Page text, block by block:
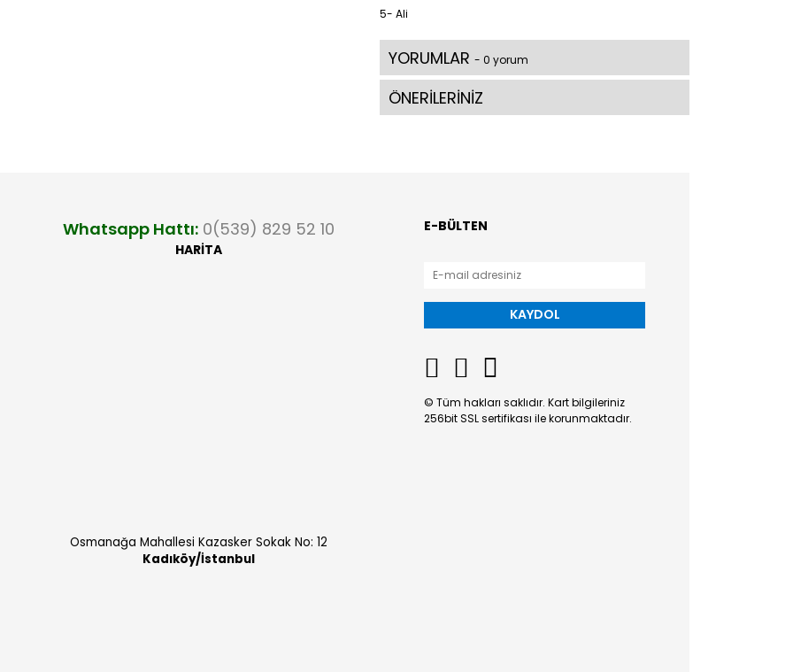
5- Ali
YORUMLAR - 0 yorum
ÖNERİLERİNİZ
Whatsapp Hattı: 0(539) 829 52 10
HARİTA
Osmanağa Mahallesi Kazasker Sokak No: 12
Kadıköy/İstanbul
E-BÜLTEN
KAYDOL
© Tüm hakları saklıdır. Kart bilgileriniz
256bit SSL sertifikası ile korunmaktadır.